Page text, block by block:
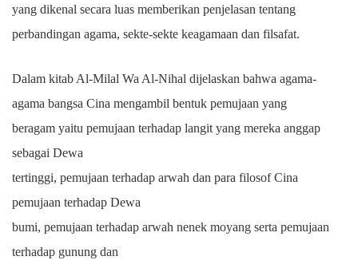
yang dikenal secara luas memberikan penjelasan tentang
perbandingan agama, sekte-sekte keagamaan dan filsafat.
Dalam kitab Al-Milal Wa Al-Nihal dijelaskan bahwa agama-
agama bangsa Cina mengambil bentuk pemujaan yang
beragam yaitu pemujaan terhadap langit yang mereka anggap
sebagai Dewa
tertinggi, pemujaan terhadap arwah dan para filosof Cina
pemujaan terhadap Dewa
bumi, pemujaan terhadap arwah nenek moyang serta pemujaan
terhadap gunung dan